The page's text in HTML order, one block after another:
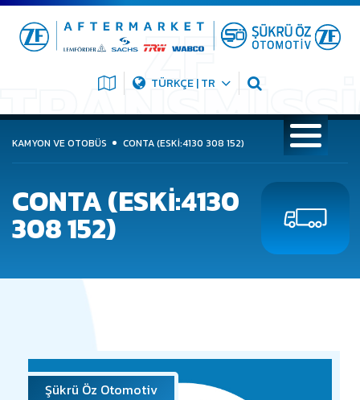
TÜRKÇE | TR
KAMYON VE OTOBÜS CONTA (ESKİ:4130 308 152)
CONTA (ESKİ:4130
308 152)
Şükrü Öz Otomotiv